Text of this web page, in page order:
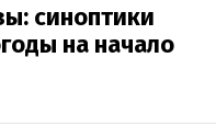
синоптики
на начало